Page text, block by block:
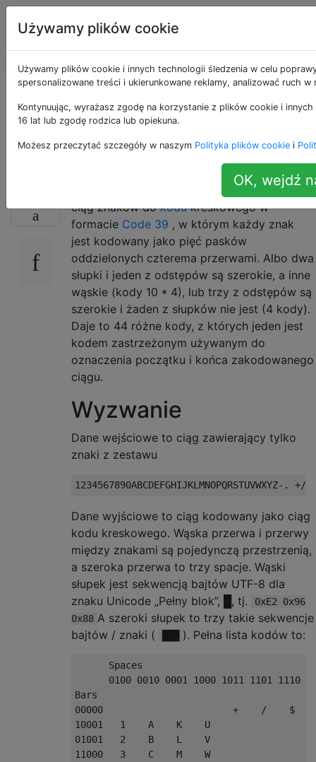
Programowanie
puzzli i Code
Golf
Koder kodów
kreskowych Code 39
Napisz funkcję lub program, który koduje
ciąg znaków dokodukreskowego w
formacie Code 39 , w którym każdy znak
jest kodowany jako pięć pasków
oddzielonych czterema przerwami. Albo dwa
słupki i jeden z odstępów są szerokie, a inne
wąskie (kody 10 * 4), lub trzy z odstępów są
szerokie i żaden z słupków nie jest (4 kody).
Daje to 44 różne kody, z których jeden jest
kodem zastrzeżonym używanym do
oznaczenia początku i końca zakodowanego
ciągu.
Wyzwanie
Dane wejściowe to ciąg zawierający tylko
znaki z zestawu
Dane wyjściowe to ciąg kodowany jako ciąg
kodu kreskowego. Wąska przerwa i przerwy
między znakami są pojedynczą przestrzenią,
a szeroka przerwa to trzy spacje. Wąski
słupek jest sekwencją bajtów UTF-8 dla
znaku Unicode „Pełny blok”, █, tj.
0xE2 0x96
0x88 A szeroki słupek to trzy takie sekwencje
bajtów / znaki (
). Pełna lista kodów to:
      Spaces
0100 0010 0001 1000 1011 1101 1110
Bars
00000                       +    /    $
10001   1    A    K    U
01001   2    B    L    V
11000   3    C    M    W
Używamy plików cookie
Używamy plików cookie i innych technologii śledzenia w celu
spersonalizowane treści i ukierunkowane reklamy, analizować ruch
Kontynuując, wyrażasz zgodę na korzystanie z plików cookie i
16 lat lub zgodę rodzica lub opiekuna.
Możesz przeczytać szczegóły w naszym Polityka plików cookie i
OK, wejdź